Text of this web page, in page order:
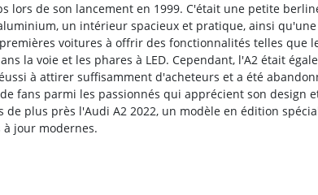
lors de son lancement en 1999. C'était une petite
un intérieur spacieux et pratique, ainsi qu'une
voitures à offrir des fonctionnalités telles que
la voie et les phares à LED. Cependant, l'A2 était
à attirer suffisamment d'acheteurs et a été
fans parmi les passionnés qui apprécient son design
plus près l'Audi A2 2022, un modèle en édition
jour modernes.